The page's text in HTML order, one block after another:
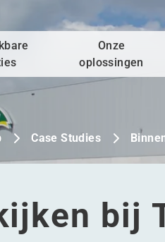
Onze
oplossingen
Case Studies
bij